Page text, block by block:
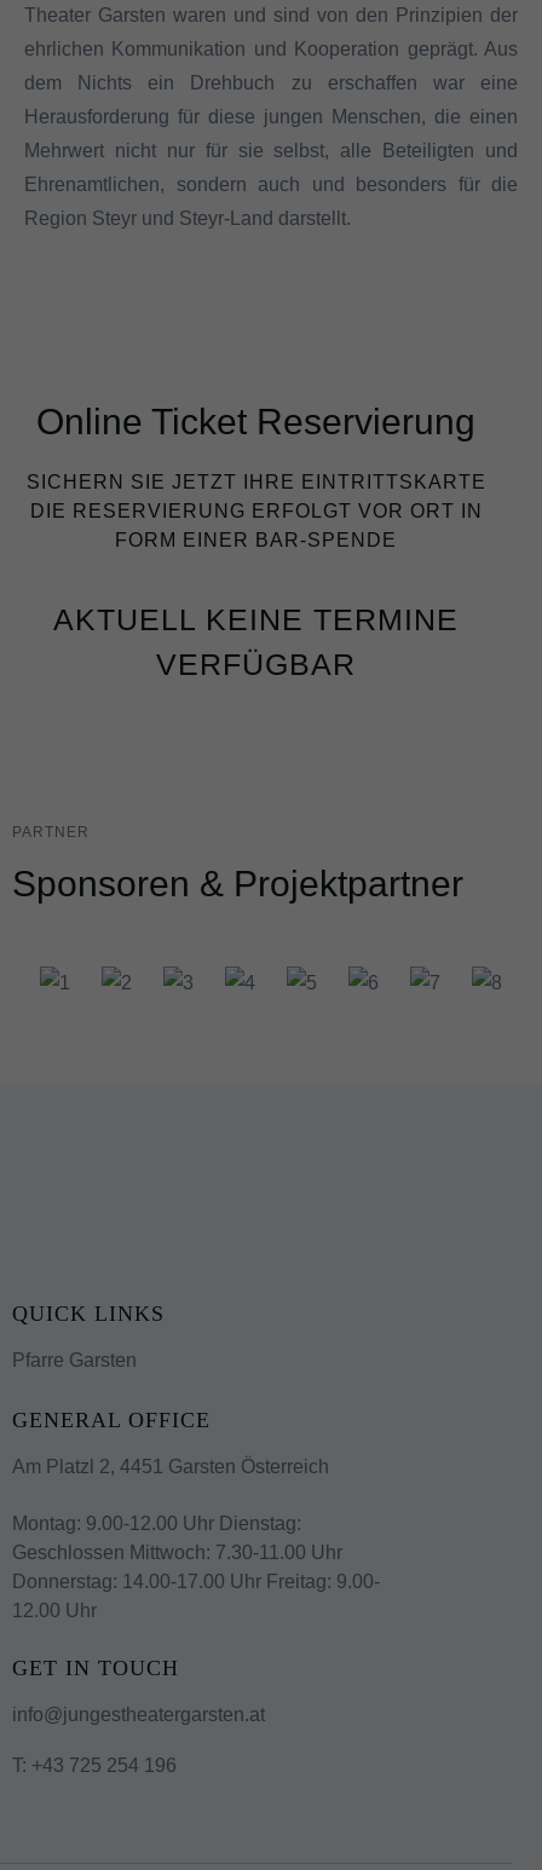
Theater Garsten waren und sind von den Prinzipien der
ehrlichen Kommunikation und Kooperation geprägt. Aus
dem Nichts ein Drehbuch zu erschaffen war eine
Herausforderung für diese jungen Menschen, die einen
Mehrwert nicht nur für sie selbst, alle Beteiligten und
Ehrenamtlichen, sondern auch und besonders für die
Region Steyr und Steyr-Land darstellt.
Online Ticket Reservierung
SICHERN SIE JETZT IHRE EINTRITTSKARTE
DIE RESERVIERUNG ERFOLGT VOR ORT IN
FORM EINER BAR-SPENDE
AKTUELL KEINE TERMINE
VERFÜGBAR
PARTNER
Sponsoren & Projektpartner
QUICK LINKS
Pfarre Garsten
GENERAL OFFICE
Am Platzl 2, 4451 Garsten Österreich
Montag: 9.00-12.00 Uhr Dienstag:
Geschlossen Mittwoch: 7.30-11.00 Uhr
Donnerstag: 14.00-17.00 Uhr Freitag: 9.00-
12.00 Uhr
GET IN TOUCH
info@jungestheatergarsten.at
T: +43 725 254 196